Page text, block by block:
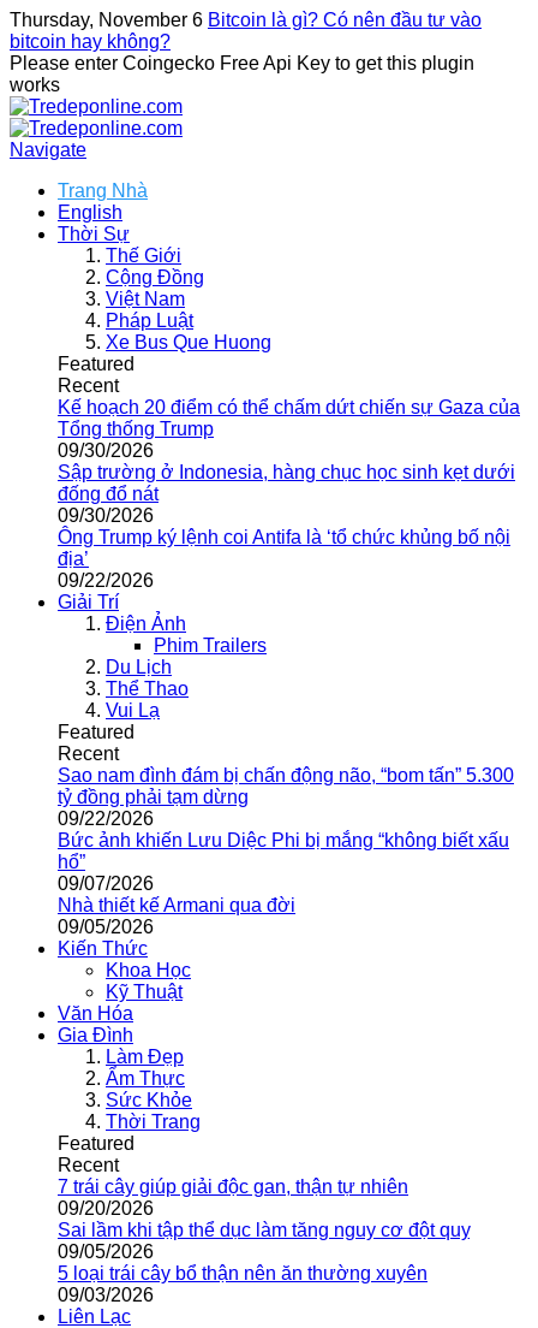
Thursday, November 6 Bitcoin là gì? Có nên đầu tư vào
bitcoin hay không?
Please enter Coingecko Free Api Key to get this plugin
works
Navigate
Trang Nhà
English
Thời Sự
Thế Giới
Cộng Đồng
Việt Nam
Pháp Luật
Xe Bus Que Huong
Featured
Recent
Kế hoạch 20 điểm có thể chấm dứt chiến sự Gaza của
Tổng thống Trump
09/30/2026
Sập trường ở Indonesia, hàng chục học sinh kẹt dưới
đống đổ nát
09/30/2026
Ông Trump ký lệnh coi Antifa là ‘tổ chức khủng bố nội
địa’
09/22/2026
Giải Trí
Điện Ảnh
Phim Trailers
Du Lịch
Thể Thao
Vui Lạ
Featured
Recent
Sao nam đình đám bị chấn động não, “bom tấn” 5.300
tỷ đồng phải tạm dừng
09/22/2026
Bức ảnh khiến Lưu Diệc Phi bị mắng “không biết xấu
hổ”
09/07/2026
Nhà thiết kế Armani qua đời
09/05/2026
Kiến Thức
Khoa Học
Kỹ Thuật
Văn Hóa
Gia Đình
Làm Đẹp
Ẩm Thực
Sức Khỏe
Thời Trang
Featured
Recent
7 trái cây giúp giải độc gan, thận tự nhiên
09/20/2026
Sai lầm khi tập thể dục làm tăng nguy cơ đột quỵ
09/05/2026
5 loại trái cây bổ thận nên ăn thường xuyên
09/03/2026
Liên Lạc